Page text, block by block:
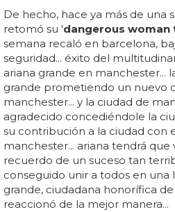
De hecho, hace ya más de una
retomó su 'dangerous woman
semana recaló en barcelona,
seguridad... éxito del
ariana grande en manchester...
grande prometiendo un nuevo
manchester... y la ciudad de
agradecido concediéndole la
su contribución a la ciudad con
manchester... ariana tendrá que
recuerdo de un suceso tan
conseguido unir a todos en una
grande, ciudadana honorífica
reaccionó de la mejor manera...